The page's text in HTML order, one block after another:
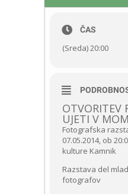
ČAS
(Sreda) 20:00
OTVORITEV
UJETI V
Fotografska
07.05.2014, ob
kulture Kamnik
Razstava del
fotografov